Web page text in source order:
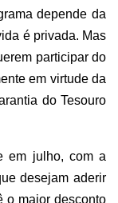
depende da
é privada. Mas
participar do
em virtude da
do Tesouro
em julho, com a
desejam aderir
o maior desconto